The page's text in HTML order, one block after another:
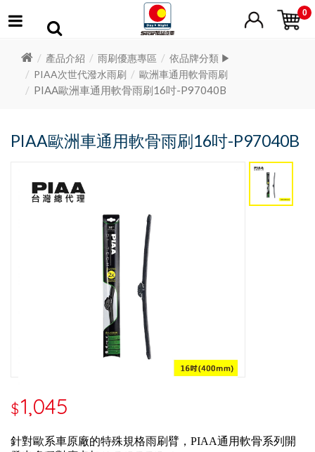
0
產品介紹 雨刷優惠專區
依品牌分類 ▶
PIAA次世代潑水雨刷
歐洲車通用軟骨雨刷
PIAA歐洲車通用軟骨雨刷16吋-P97040B
PIAA歐洲車通用軟骨雨刷16吋-P97040B
$1,045
針對歐系車原廠的特殊規格雨刷臂，PIAA通用軟骨系列開